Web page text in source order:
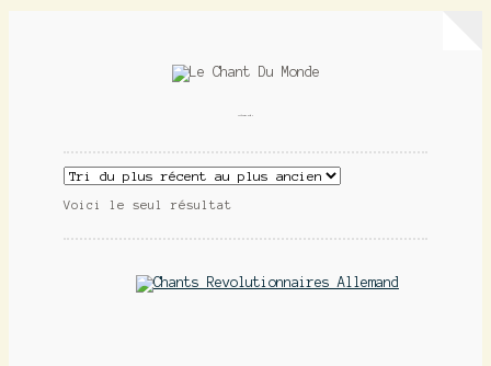
Voici le seul résultat